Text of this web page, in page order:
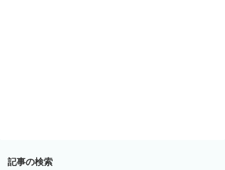
記事の検索